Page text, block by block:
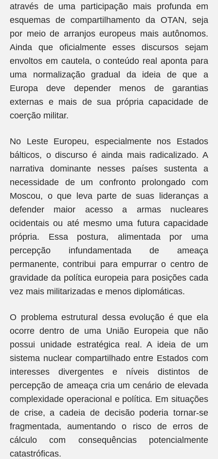
através de uma participação mais profunda em
esquemas de compartilhamento da OTAN, seja
por meio de arranjos europeus mais autônomos.
Ainda que oficialmente esses discursos sejam
envoltos em cautela, o conteúdo real aponta para
uma normalização gradual da ideia de que a
Europa deve depender menos de garantias
externas e mais de sua própria capacidade de
coerção militar.
No Leste Europeu, especialmente nos Estados
bálticos, o discurso é ainda mais radicalizado. A
narrativa dominante nesses países sustenta a
necessidade de um confronto prolongado com
Moscou, o que leva parte de suas lideranças a
defender maior acesso a armas nucleares
ocidentais ou até mesmo uma futura capacidade
própria. Essa postura, alimentada por uma
percepção infundamentada de ameaça
permanente, contribui para empurrar o centro de
gravidade da política europeia para posições cada
vez mais militarizadas e menos diplomáticas.
O problema estrutural dessa evolução é que ela
ocorre dentro de uma União Europeia que não
possui unidade estratégica real. A ideia de um
sistema nuclear compartilhado entre Estados com
interesses divergentes e níveis distintos de
percepção de ameaça cria um cenário de elevada
complexidade operacional e política. Em situações
de crise, a cadeia de decisão poderia tornar-se
fragmentada, aumentando o risco de erros de
cálculo com consequências potencialmente
catastróficas.